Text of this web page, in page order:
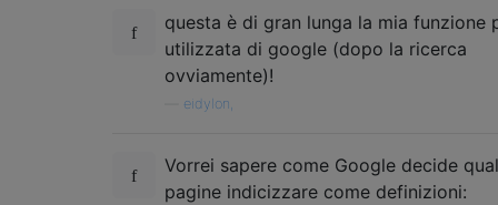
questa è di gran lunga la mia funzione
utilizzata di google (dopo la ricerca
ovviamente)!
eidylon,
Vorrei sapere come Google decide
pagine indicizzare come definizioni: